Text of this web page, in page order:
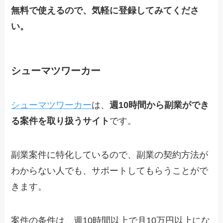
無料で使えるので、気軽に登録してみてくださ
い。
シューマツワーカー
シューマツワーカーは、週10時間から副業ができ
る案件を取り扱うサイト です。
副業案件に特化しているので、副業の契約方法が
わからない人でも、サポートしてもらうことがで
きます。
案件の条件は、週10時間以上で月10万円以上にな